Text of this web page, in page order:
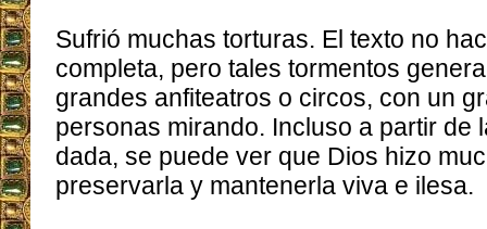
Sufrió muchas torturas. El texto no
completa, pero tales tormentos
grandes anfiteatros o circos, con un
personas mirando. Incluso a partir de
dada, se puede ver que Dios hizo
preservarla y mantenerla viva e ilesa.